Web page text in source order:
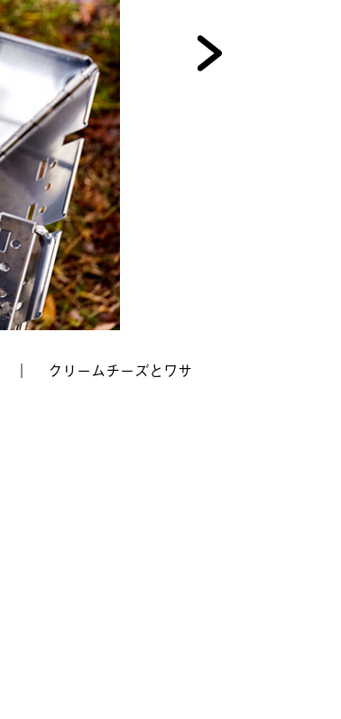
｜
クリームチーズとワサ